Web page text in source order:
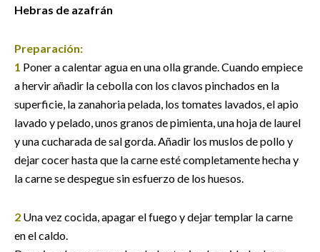
Hebras de azafrán
Preparación:
1 Poner a calentar agua en una olla grande. Cuando empiece
a hervir añadir la cebolla con los clavos pinchados en la
superficie, la zanahoria pelada, los tomates lavados, el apio
lavado y pelado, unos granos de pimienta, una hoja de laurel
y una cucharada de sal gorda. Añadir los muslos de pollo y
dejar cocer hasta que la carne esté completamente hecha y
la carne se despegue sin esfuerzo de los huesos.
2 Una vez cocida, apagar el fuego y dejar templar la carne
en el caldo.